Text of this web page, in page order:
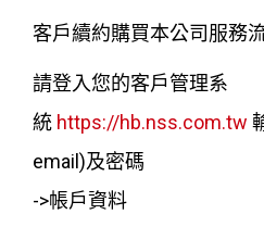
客戶續約購買本公司服務
請登入您的客戶管理系
統 https://hb.nss.com.tw
email)及密碼
->帳戶資料